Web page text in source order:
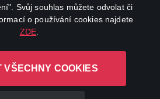
Svůj souhlas můžete odvolat či
o používání cookies najdete
ZDE
VŠECHNY COOKIES